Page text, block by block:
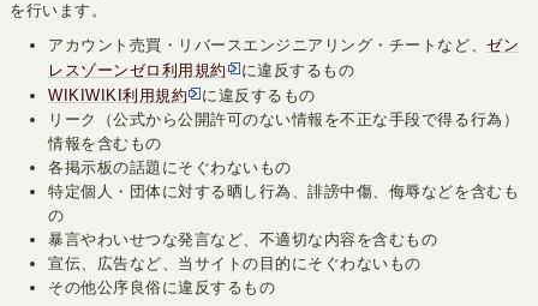
を行います。
アカウント売買・リバースエンジニアリング・チートなど、ゼン
レスゾーンゼロ利用規約
に違反するもの
WIKIWIKI利用規約
に違反するもの
リーク（公式から公開許可のない情報を不正な手段で得る行為）
情報を含むもの
各掲示板の話題にそぐわないもの
特定個人・団体に対する晒し行為、誹謗中傷、侮辱などを含むも
の
暴言やわいせつな発言など、不適切な内容を含むもの
宣伝、広告など、当サイトの目的にそぐわないもの
その他公序良俗に違反するもの